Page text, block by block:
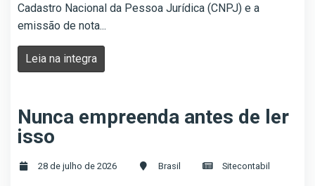
Cadastro Nacional da Pessoa Jurídica (CNPJ) e a
emissão de nota...
Leia na integra
Nunca empreenda antes de ler
isso
28 de julho de 2026 Brasil Sitecontabil